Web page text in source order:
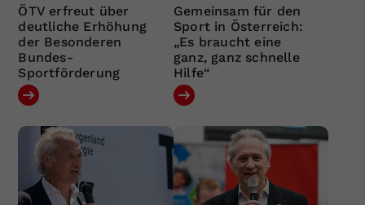
ÖTV erfreut über
deutliche Erhöhung
der Besonderen
Bundes-
Sportförderung
Gemeinsam für den
Sport in Österreich:
„Es braucht eine
ganz, ganz schnelle
Hilfe“